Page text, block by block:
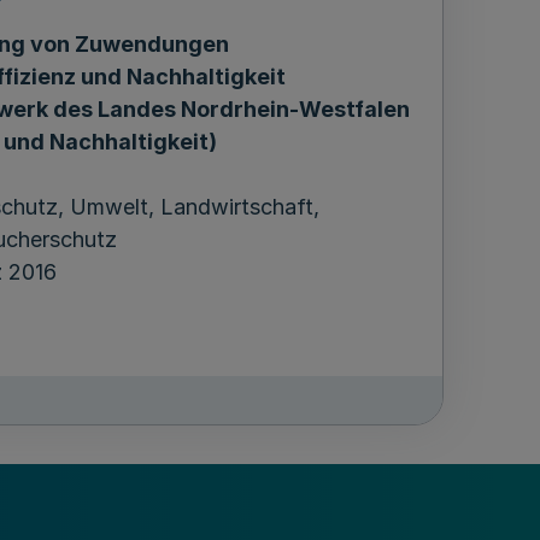
von Zuwendungen
und Nachhaltigkeit
des Landes Nordrhein-Westfalen
und Nachhaltigkeit)
Umwelt, Landwirtschaft,
2016